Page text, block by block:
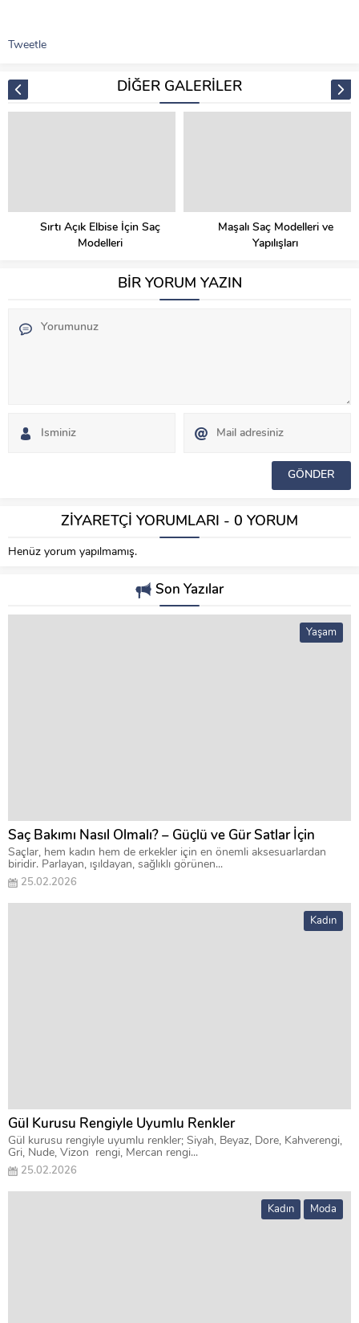
Tweetle
DİĞER GALERİLER
Sırtı Açık Elbise İçin Saç
Modelleri
Maşalı Saç Modelleri ve
Yapılışları
BİR YORUM YAZIN
ZİYARETÇİ YORUMLARI - 0 YORUM
Henüz yorum yapılmamış.
Son Yazılar
Yaşam
Saç Bakımı Nasıl Olmalı? – Güçlü ve Gür Satlar İçin
Saçlar, hem kadın hem de erkekler için en önemli aksesuarlardan
biridir. Parlayan, ışıldayan, sağlıklı görünen...
25.02.2026
Kadın
Gül Kurusu Rengiyle Uyumlu Renkler
Gül kurusu rengiyle uyumlu renkler; Siyah, Beyaz, Dore, Kahverengi,
Gri, Nude, Vizon rengi, Mercan rengi...
25.02.2026
Kadın Moda